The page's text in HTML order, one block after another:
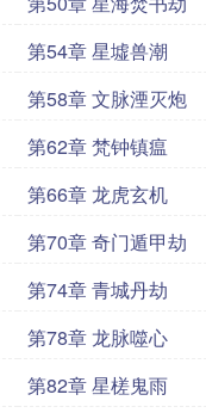
第54章 星墟兽潮
第58章 文脉湮灭炮
第62章 梵钟镇瘟
第66章 龙虎玄机
第70章 奇门遁甲劫
第74章 青城丹劫
第78章 龙脉噬心
第82章 星槎鬼雨